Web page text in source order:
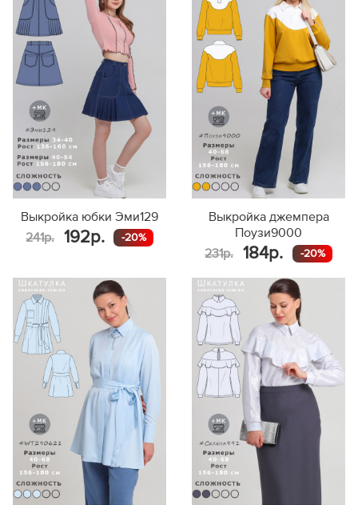
Выкройка юбки Эми129
241р.
192р. -20%
Выкройка джемпера
Поузи9000
231р.
184р. -20%